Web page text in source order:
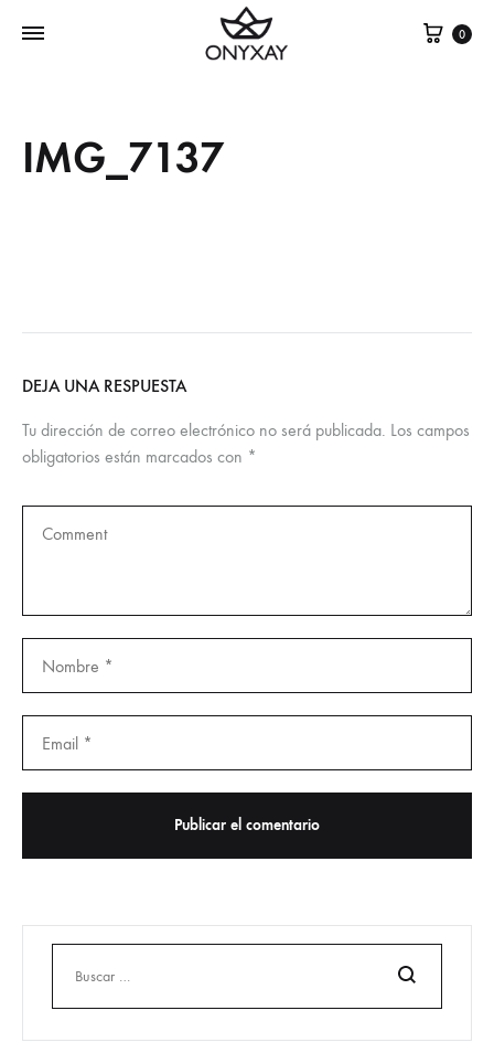
Cesta
0
IMG_7137
DEJA UNA RESPUESTA
Tu dirección de correo electrónico no será publicada. Los campos
obligatorios están marcados con *
Buscar